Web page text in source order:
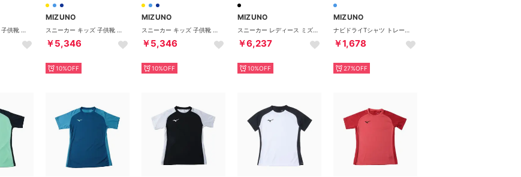
MIZUNO
￥5,346
10%OFF
MIZUNO
￥5,346
10%OFF
MIZUNO
￥6,237
10%OFF
MIZUNO
￥1,678
27%OFF